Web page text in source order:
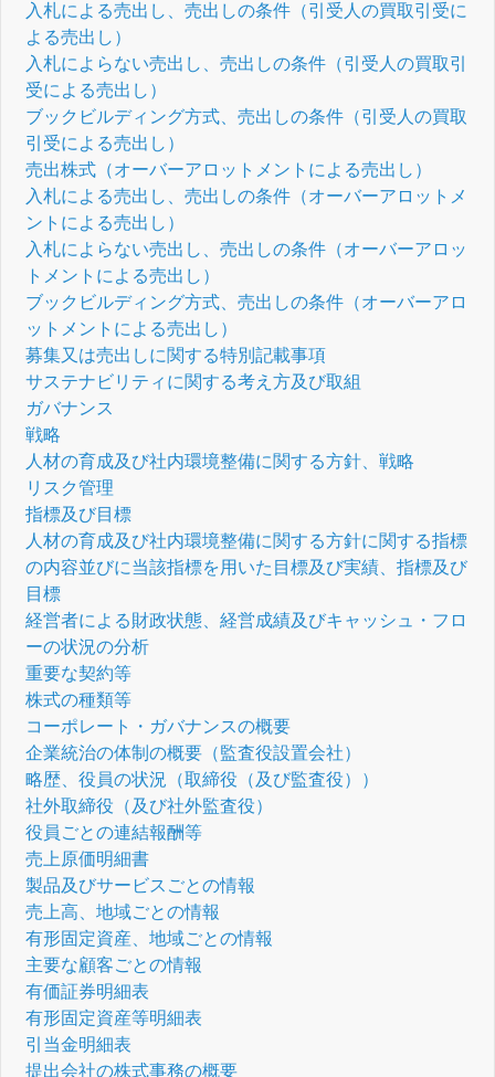
入札による売出し、売出しの条件（引受人の買取引受に
よる売出し）
入札によらない売出し、売出しの条件（引受人の買取引
受による売出し）
ブックビルディング方式、売出しの条件（引受人の買取
引受による売出し）
売出株式（オーバーアロットメントによる売出し）
入札による売出し、売出しの条件（オーバーアロットメ
ントによる売出し）
入札によらない売出し、売出しの条件（オーバーアロッ
トメントによる売出し）
ブックビルディング方式、売出しの条件（オーバーアロ
ットメントによる売出し）
募集又は売出しに関する特別記載事項
サステナビリティに関する考え方及び取組
ガバナンス
戦略
人材の育成及び社内環境整備に関する方針、戦略
リスク管理
指標及び目標
人材の育成及び社内環境整備に関する方針に関する指標
の内容並びに当該指標を用いた目標及び実績、指標及び
目標
経営者による財政状態、経営成績及びキャッシュ・フロ
ーの状況の分析
重要な契約等
株式の種類等
コーポレート・ガバナンスの概要
企業統治の体制の概要（監査役設置会社）
略歴、役員の状況（取締役（及び監査役））
社外取締役（及び社外監査役）
役員ごとの連結報酬等
売上原価明細書
製品及びサービスごとの情報
売上高、地域ごとの情報
有形固定資産、地域ごとの情報
主要な顧客ごとの情報
有価証券明細表
有形固定資産等明細表
引当金明細表
提出会社の株式事務の概要